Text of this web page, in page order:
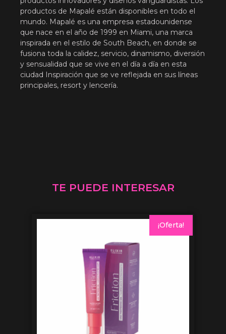
productos de Mapalé están disponibles en todo el
mundo. Mapalé es una empresa estadounidense
que nace en el año de 1999 en Miami, una marca
inspirada en el estilo de South Beach, en donde se
fusiona toda la calidez, servicio, dinamismo, diversión
y sensualidad que se vive en el día a día en esta
ciudad Inspiración que se ve reflejada en sus líneas
principales, resort y lencería.
TE PUEDE INTERESAR
¡Oferta!